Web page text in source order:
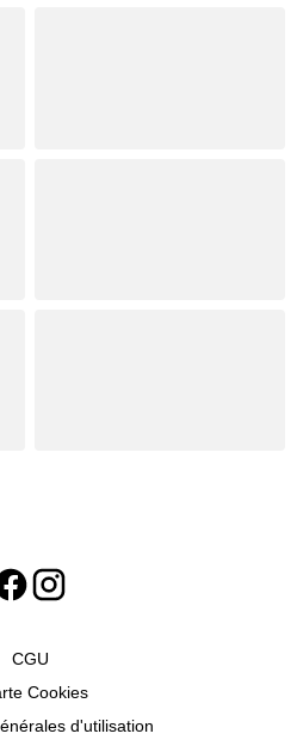
CGU
Cookies
d'utilisation